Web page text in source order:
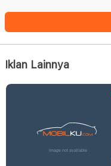
Iklan Lainnya